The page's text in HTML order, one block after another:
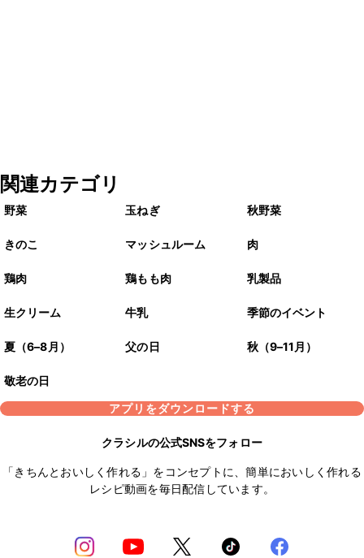
関連カテゴリ
野菜 玉ねぎ 秋野菜
きのこ マッシュルーム 肉
鶏肉 鶏もも肉 乳製品
生クリーム 牛乳 季節のイベント
夏（6–8月） 父の日 秋（9–11月）
敬老の日
アプリをダウンロードする
クラシルの公式SNSをフォロー
「きちんとおいしく作れる」をコンセプトに、簡単においしく作れる
レシピ動画を毎日配信しています。